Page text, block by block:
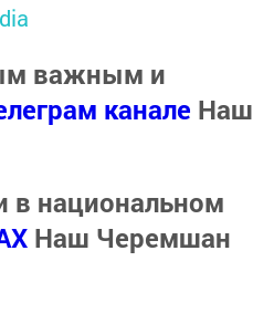
важным и
канале Наш
в национальном
Наш Черемшан